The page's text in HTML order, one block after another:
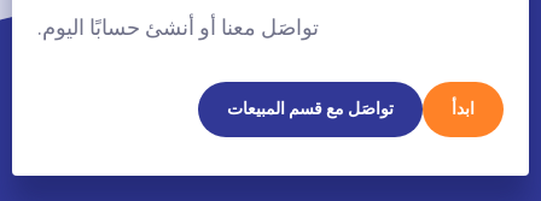
تواصَل معنا أو أنشئ حسابًا اليوم.
ابدأ تواصَل مع قسم المبيعات